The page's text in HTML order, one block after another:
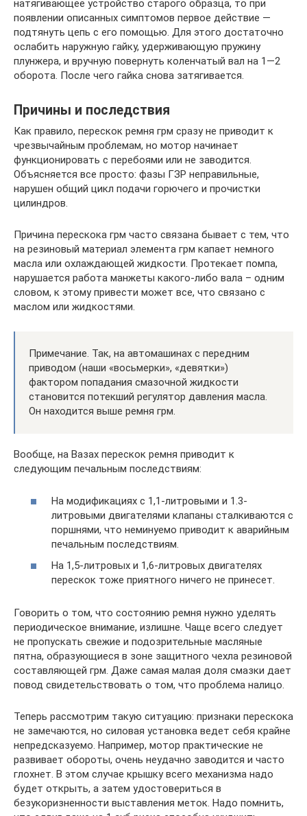
натягивающее устройство старого образца, то при
появлении описанных симптомов первое действие —
подтянуть цепь с его помощью. Для этого достаточно
ослабить наружную гайку, удерживающую пружину
плунжера, и вручную повернуть коленчатый вал на 1—2
оборота. После чего гайка снова затягивается.
Причины и последствия
Как правило, перескок ремня грм сразу не приводит к
чрезвычайным проблемам, но мотор начинает
функционировать с перебоями или не заводится.
Объясняется все просто: фазы ГЗР неправильные,
нарушен общий цикл подачи горючего и прочистки
цилиндров.
Причина перескока грм часто связана бывает с тем, что
на резиновый материал элемента грм капает немного
масла или охлаждающей жидкости. Протекает помпа,
нарушается работа манжеты какого-либо вала – одним
словом, к этому привести может все, что связано с
маслом или жидкостями.
Примечание. Так, на автомашинах с передним
приводом (наши «восьмерки», «девятки»)
фактором попадания смазочной жидкости
становится потекший регулятор давления масла.
Он находится выше ремня грм.
Вообще, на Вазах перескок ремня приводит к
следующим печальным последствиям:
На модификациях с 1,1-литровыми и 1.3-
литровыми двигателями клапаны сталкиваются с
поршнями, что неминуемо приводит к аварийным
печальным последствиям.
На 1,5-литровых и 1,6-литровых двигателях
перескок тоже приятного ничего не принесет.
Говорить о том, что состоянию ремня нужно уделять
периодическое внимание, излишне. Чаще всего следует
не пропускать свежие и подозрительные масляные
пятна, образующиеся в зоне защитного чехла резиновой
составляющей грм. Даже самая малая доля смазки дает
повод свидетельствовать о том, что проблема налицо.
Теперь рассмотрим такую ситуацию: признаки перескока
не замечаются, но силовая установка ведет себя крайне
непредсказуемо. Например, мотор практические не
развивает обороты, очень неудачно заводится и часто
глохнет. В этом случае крышку всего механизма надо
будет открыть, а затем удостовериться в
безукоризненности выставления меток. Надо помнить,